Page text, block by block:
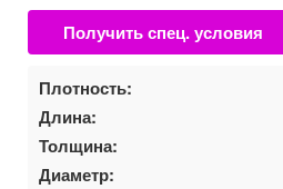
Плотность:
Длина:
Толщина:
Диаметр: